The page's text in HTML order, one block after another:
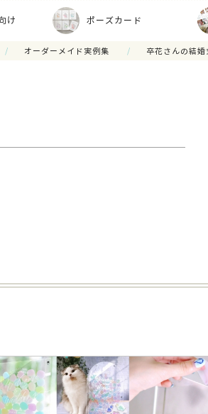
け ポーズカード
オーダーメイド実例集 卒花さんの結婚